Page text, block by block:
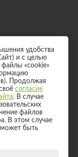
вклада
лицензия
удобства
и с целью
файлы «cookie»
Продолжая
согласие
. В случае
файлов
В этом случае
может быть